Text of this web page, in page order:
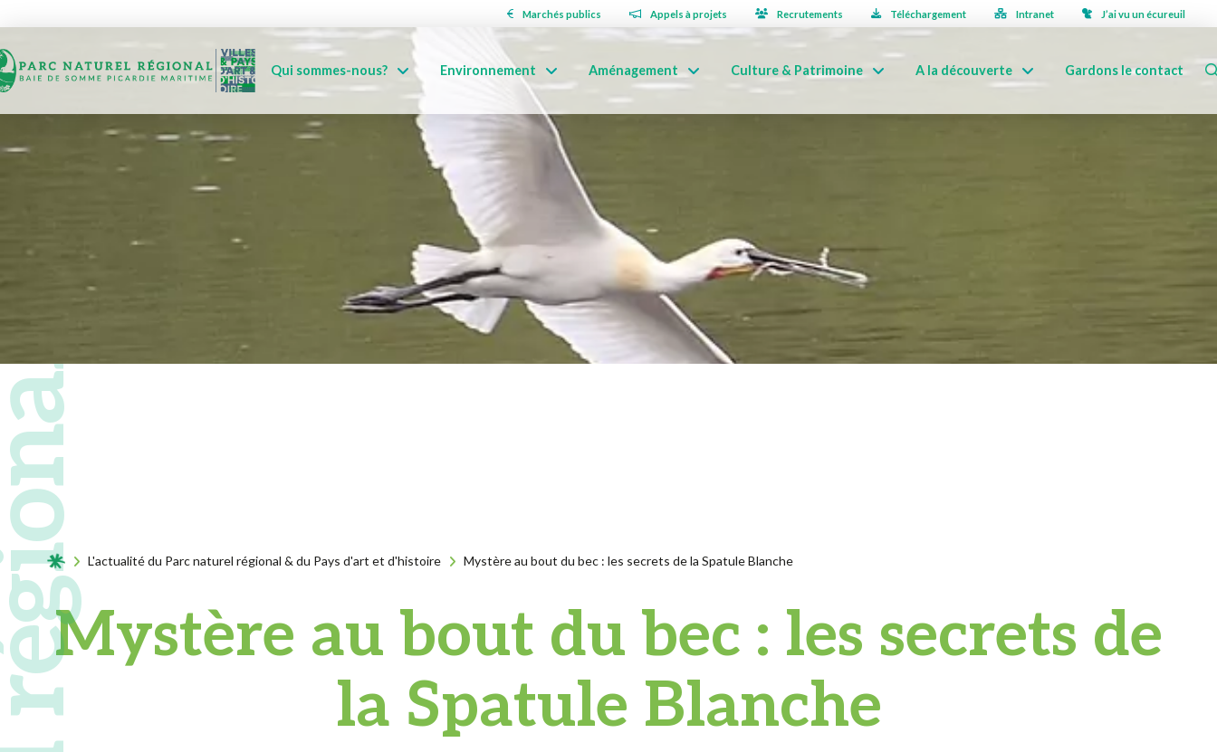
Marchés publics Appels à projets Recrutements Téléchargement Intranet J’ai vu un écureuil
Qui sommes-nous? Environnement Aménagement Culture & Patrimoine A la découverte Gardons le contact
Acceuil L'actualité du Parc naturel régional & du Pays d'art et d'histoire Mystère au bout du bec : les secrets de la Spatule Blanche
Mystère au bout du bec : les secrets de
la Spatule Blanche